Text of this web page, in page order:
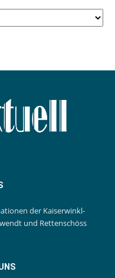
der Kaiserwinkl-
und Rettenschöss